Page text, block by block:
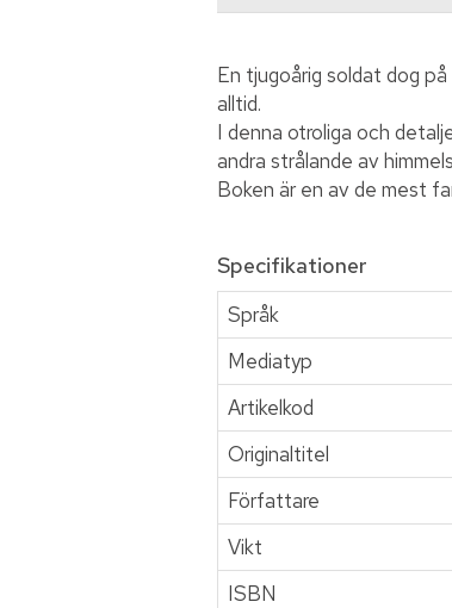
En tjugoårig soldat dog
alltid.
I denna otroliga och
andra strålande av
Boken är en av de mest
Specifikationer
Språk
Mediatyp
Artikelkod
Originaltitel
Författare
Vikt
ISBN